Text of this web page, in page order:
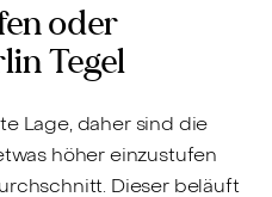
oder
Tegel
Lage, daher sind die
höher einzustufen
Dieser beläuft